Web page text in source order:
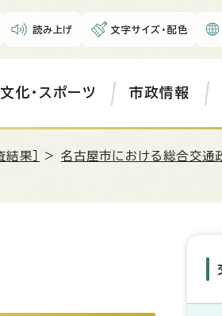
読み上げ 文字サイズ・配色
化・スポーツ 市政情報
果］ > 名古屋市における総合交通